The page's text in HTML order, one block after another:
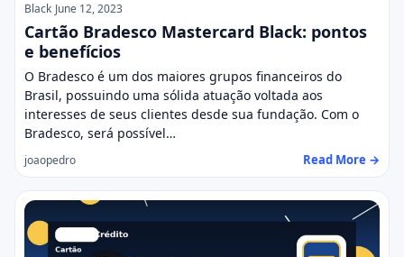
Black June 12, 2023
Cartão Bradesco Mastercard Black: pontos
e benefícios
O Bradesco é um dos maiores grupos financeiros do
Brasil, possuindo uma sólida atuação voltada aos
interesses de seus clientes desde sua fundação. Com o
Bradesco, será possível…
joaopedro Read More →